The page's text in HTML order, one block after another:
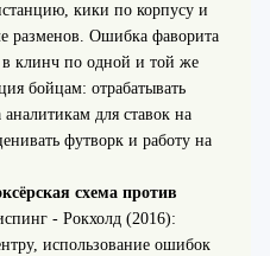
кики по корпусу и
разменов. Ошибка фаворита
клинч по одной и той же
бойцам: отрабатывать
аналитикам для ставок на
футворк и работу на
схема против
- Рокхолд (2016):
использование ошибок